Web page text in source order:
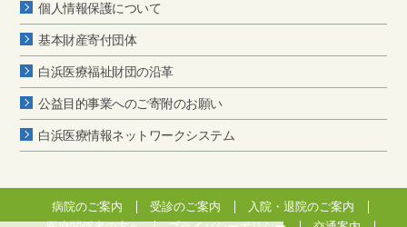
個人情報保護について
基本財産寄付団体
白浜医療福祉財団の沿革
公益目的事業へのご寄附のお願い
白浜医療情報ネットワークシステム
病院のご案内 受診のご案内
入院・退院のご案内